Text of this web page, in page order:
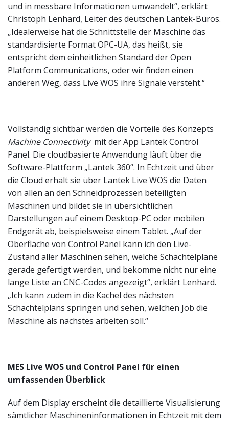
und in messbare Informationen umwandelt“, erklärt
Christoph Lenhard, Leiter des deutschen Lantek-Büros.
„Idealerweise hat die Schnittstelle der Maschine das
standardisierte Format OPC-UA, das heißt, sie
entspricht dem einheitlichen Standard der Open
Platform Communications, oder wir finden einen
anderen Weg, dass Live WOS ihre Signale versteht.“
Vollständig sichtbar werden die Vorteile des Konzepts
Machine Connectivity mit der App Lantek Control
Panel. Die cloudbasierte Anwendung läuft über die
Software-Plattform „Lantek 360“. In Echtzeit und über
die Cloud erhält sie über Lantek Live WOS die Daten
von allen an den Schneidprozessen beteiligten
Maschinen und bildet sie in übersichtlichen
Darstellungen auf einem Desktop-PC oder mobilen
Endgerät ab, beispielsweise einem Tablet. „Auf der
Oberfläche von Control Panel kann ich den Live-
Zustand aller Maschinen sehen, welche Schachtelpläne
gerade gefertigt werden, und bekomme nicht nur eine
lange Liste an CNC-Codes angezeigt“, erklärt Lenhard.
„Ich kann zudem in die Kachel des nächsten
Schachtelplans springen und sehen, welchen Job die
Maschine als nächstes arbeiten soll.“
MES Live WOS und Control Panel für einen
umfassenden Überblick
Auf dem Display erscheint die detaillierte Visualisierung
sämtlicher Maschineninformationen in Echtzeit mit dem